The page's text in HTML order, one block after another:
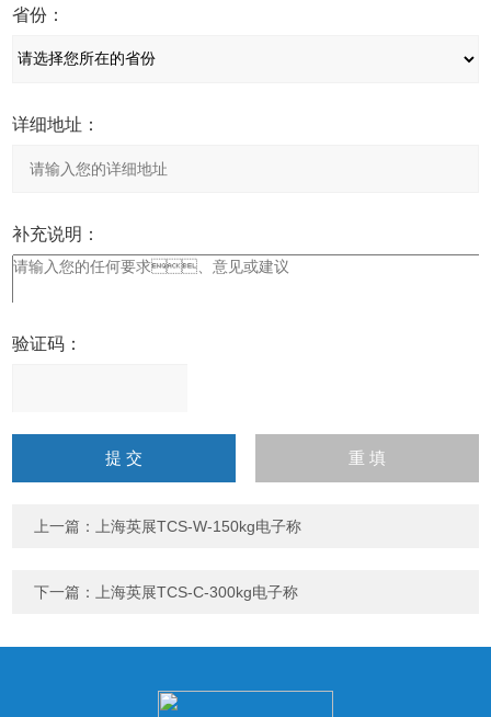
省份：
详细地址：
补充说明：
验证码：
字），如：三加四=7
上一篇： 上海英展TCS-W-150kg电子称
下一篇： 上海英展TCS-C-300kg电子称